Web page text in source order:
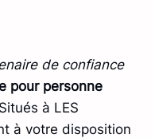
de confiance
pour personne
à LES
à votre disposition